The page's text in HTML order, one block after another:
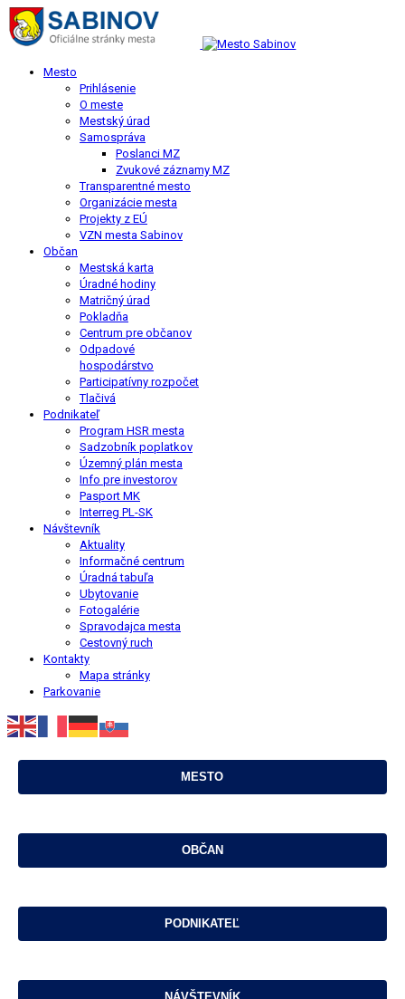
Mesto
Prihlásenie
O meste
Mestský úrad
Samospráva
Poslanci MZ
Zvukové záznamy MZ
Transparentné mesto
Organizácie mesta
Projekty z EÚ
VZN mesta Sabinov
Občan
Mestská karta
Úradné hodiny
Matričný úrad
Pokladňa
Centrum pre občanov
Odpadové
hospodárstvo
Participatívny rozpočet
Tlačivá
Podnikateľ
Program HSR mesta
Sadzobník poplatkov
Územný plán mesta
Info pre investorov
Pasport MK
Interreg PL-SK
Návštevník
Aktuality
Informačné centrum
Úradná tabuľa
Ubytovanie
Fotogalérie
Spravodajca mesta
Cestovný ruch
Kontakty
Mapa stránky
Parkovanie